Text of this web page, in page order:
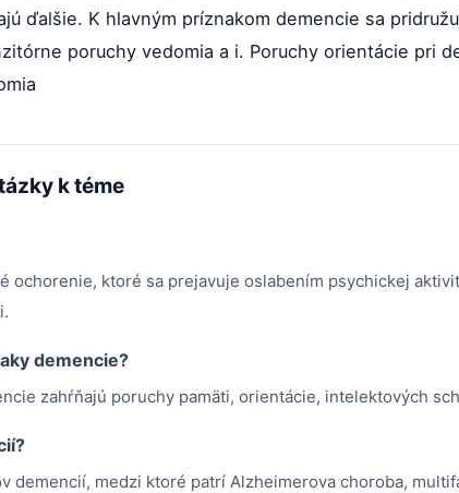
ďalšie. K hlavným príznakom demencie sa
poruchy vedomia a i. Poruchy orientácie pri
k téme
ochorenie, ktoré sa prejavuje oslabením psychickej
demencie?
zahŕňajú poruchy pamäti, orientácie, intelektových
demencií, medzi ktoré patrí Alzheimerova choroba,